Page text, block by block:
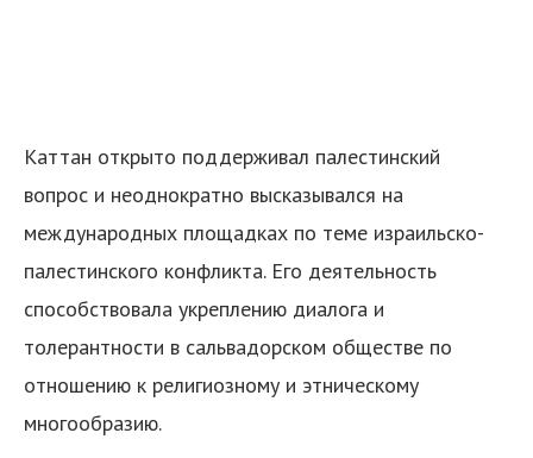
Каттан открыто поддерживал палестинский
вопрос и неоднократно высказывался на
международных площадках по теме израильско-
палестинского конфликта. Его деятельность
способствовала укреплению диалога и
толерантности в сальвадорском обществе по
отношению к религиозному и этническому
многообразию.